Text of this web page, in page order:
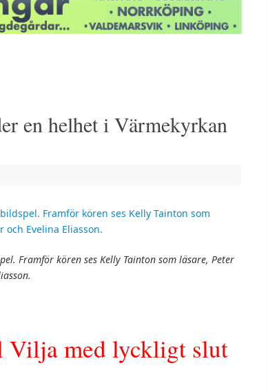
en helhet i Värmekyrkan
Framför kören ses Kelly Tainton som läsare, Peter
Vilja med lyckligt slut